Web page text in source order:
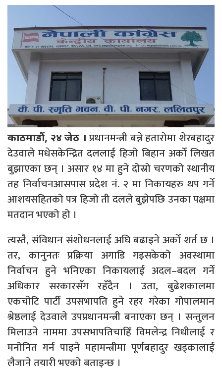
काठमाडौं, २४ जेठ । प्रधानमन्त्री बन्ने हतारोमा शेरबहादुर
देउवाले मधेसकेन्द्रित दललाई हिजो बिहान अर्को लिखत
बुझाएका छन् । असार १४ मा हुने दोस्रो चरणको स्थानीय
तह निर्वाचनआसपास प्रदेश नं. २ मा निकायहरु थप गर्ने
आशयसहितको पत्र हिजो ती दलले बुझेपछि उनका पक्षमा
मतदान भएको हो ।
त्यस्तै, संविधान संशोधनलाई अघि बढाइने अर्को शर्त छ ।
तर, कानुनतः प्रक्रिया अगाडि गइसकेको अवस्थामा
निर्वाचन हुने भनिएका निकायलाई अदल–बदल गर्ने
अधिकार सरकारसँग रहँदैन । उता, बुढेशकालमा
एकचोटि पार्टी उपसभापति हुने रहर गरेका गोपालमान
श्रेष्ठलाई देउवाले उपप्रधानमन्त्री बनाएका छन् । सन्तुलन
मिलाउने नाममा उपसभापतिचाहिँ विमलेन्द्र निधीलाई र
मनोनित गर्न पाइने महामन्त्रीमा पूर्णबहादुर खड्कालाई
लैजाने तयारी भएको बताइन्छ ।